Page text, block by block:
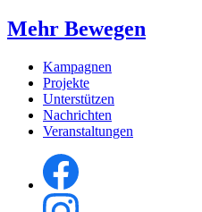
Mehr Bewegen
Kampagnen
Projekte
Unterstützen
Nachrichten
Veranstaltungen